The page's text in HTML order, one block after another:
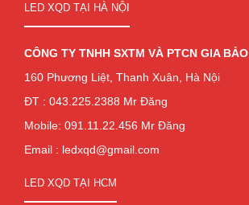
LED XQD TẠI HÀ NỘI
CÔNG TY TNHH SXTM VÀ PTCN GIA BẢO
160 Phương Liệt, Thanh Xuân, Hà Nội
ĐT : 043.225.2388 Mr Đăng
Mobile: 091.11.22.456 Mr Đăng
Email : ledxqd@gmail.com
LED XQD TẠI HCM